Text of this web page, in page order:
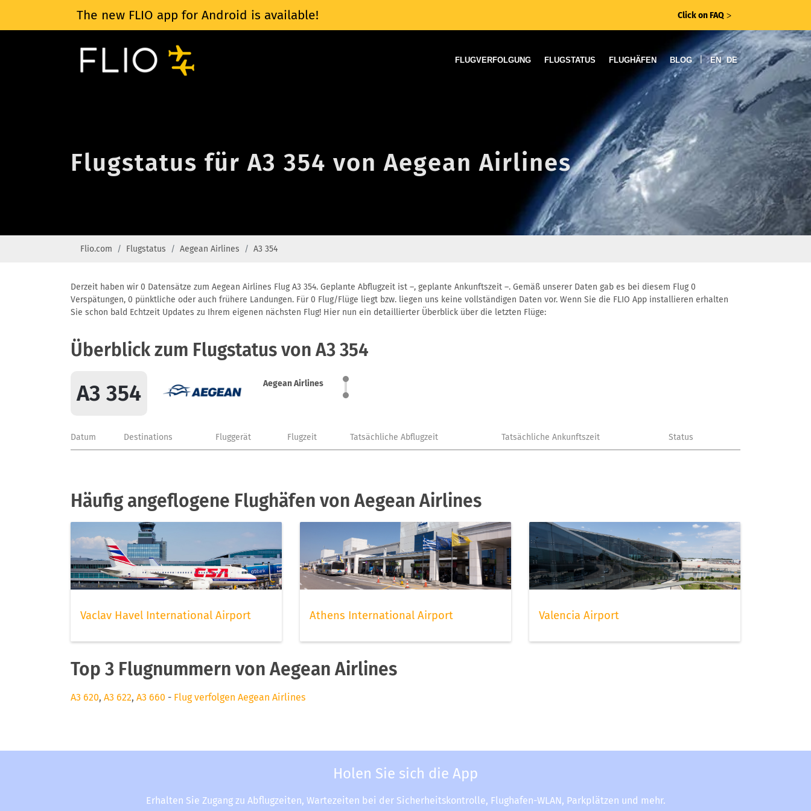
The new FLIO app for Android is available! Click on FAQ ᐳ
FLUGVERFOLGUNG FLUGSTATUS FLUGHÄFEN BLOG | EN DE
Flugstatus für A3 354 von Aegean Airlines
Flio.com Flugstatus Aegean Airlines A3 354
Derzeit haben wir 0 Datensätze zum Aegean Airlines Flug A3 354. Geplante Abflugzeit ist –, geplante Ankunftszeit –. Gemäß unserer Daten gab es bei diesem Flug 0
Verspätungen, 0 pünktliche oder auch frühere Landungen. Für 0 Flug/Flüge liegt bzw. liegen uns keine vollständigen Daten vor. Wenn Sie die FLIO App installieren erhalten
Sie schon bald Echtzeit Updates zu Ihrem eigenen nächsten Flug! Hier nun ein detaillierter Überblick über die letzten Flüge:
Überblick zum Flugstatus von A3 354
A3 354 Aegean Airlines
Datum Destinations Fluggerät Flugzeit Tatsächliche Abflugzeit Tatsächliche Ankunftszeit Status
Häufig angeflogene Flughäfen von Aegean Airlines
Vaclav Havel International Airport Athens International Airport Valencia Airport
Top 3 Flugnummern von Aegean Airlines
A3 620, A3 622, A3 660 - Flug verfolgen Aegean Airlines
Holen Sie sich die App
Erhalten Sie Zugang zu Abflugzeiten, Wartezeiten bei der Sicherheitskontrolle, Flughafen-WLAN, Parkplätzen und mehr.